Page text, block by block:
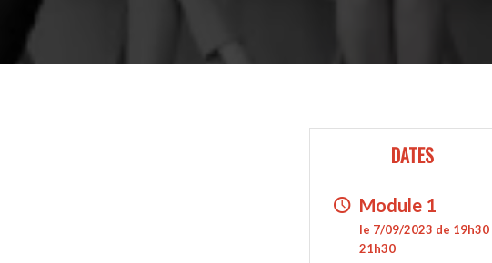
DATES
Module 1
le 7/09/2023 de 19h30
21h30